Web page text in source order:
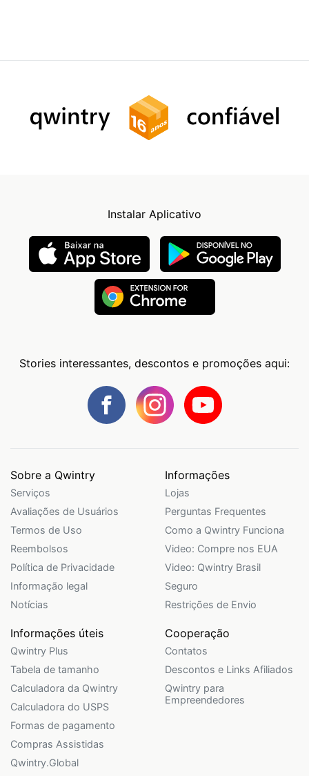
Instalar Aplicativo
Stories interessantes, descontos e promoções aqui:
Sobre a Qwintry
Serviços
Avaliações de Usuários
Termos de Uso
Reembolsos
Política de Privacidade
Informação legal
Notícias
Informações
Lojas
Perguntas Frequentes
Como a Qwintry Funciona
Video: Compre nos EUA
Video: Qwintry Brasil
Seguro
Restrições de Envio
Informações úteis
Qwintry Plus
Tabela de tamanho
Calculadora da Qwintry
Calculadora do USPS
Formas de pagamento
Compras Assistidas
Qwintry.Global
Cooperação
Contatos
Descontos e Links Afiliados
Qwintry para
Empreendedores